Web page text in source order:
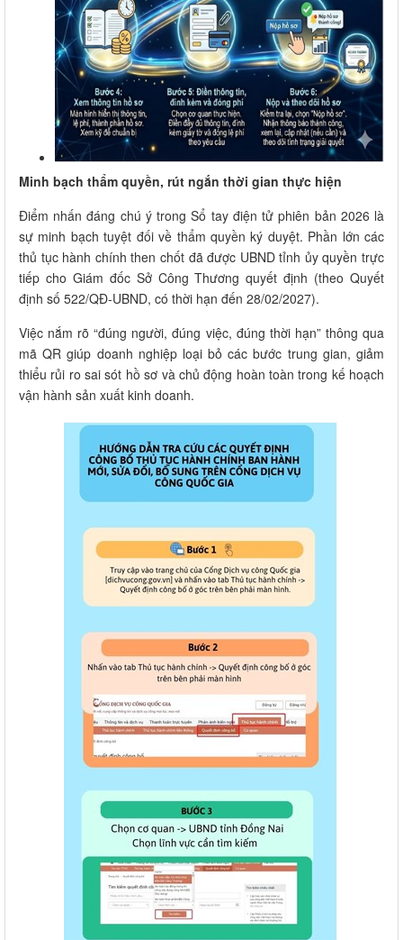
Minh bạch thẩm quyền, rút ngắn thời gian thực hiện
Điểm nhấn đáng chú ý trong Sổ tay điện tử phiên bản 2026 là
sự minh bạch tuyệt đối về thẩm quyền ký duyệt. Phần lớn các
thủ tục hành chính then chốt đã được UBND tỉnh ủy quyền trực
tiếp cho Giám đốc Sở Công Thương quyết định (theo Quyết
định số 522/QĐ-UBND, có thời hạn đến 28/02/2027).
Việc nắm rõ “đúng người, đúng việc, đúng thời hạn” thông qua
mã QR giúp doanh nghiệp loại bỏ các bước trung gian, giảm
thiểu rủi ro sai sót hồ sơ và chủ động hoàn toàn trong kế hoạch
vận hành sản xuất kinh doanh.